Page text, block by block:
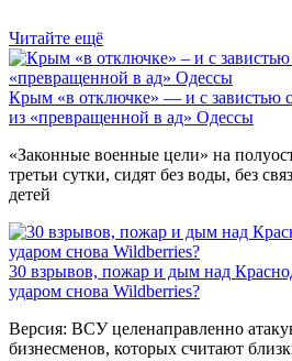
Читайте ещё
Крым «в отключке» — и с завистью
из «превращенной в ад» Одессы
«Законные военные цели» на
третьи сутки, сидят без воды, без
детей
30 взрывов, пожар и дым над
ударом снова Wildberries?
Версия: ВСУ целенаправленно
бизнесменов, которых считают